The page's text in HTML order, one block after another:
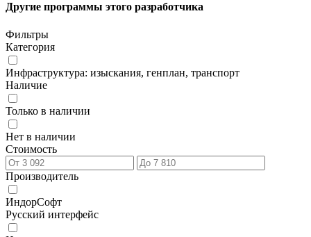
Другие программы этого разработчика
Фильтры
Категория
Инфраструктура: изыскания, генплан, транспорт
Наличие
Только в наличии
Нет в наличии
Стоимость
Производитель
ИндорСофт
Русский интерфейс